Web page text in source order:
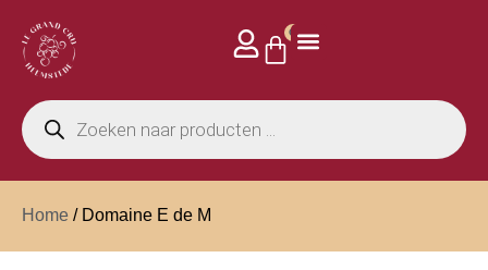
0
Home / Domaine E de M